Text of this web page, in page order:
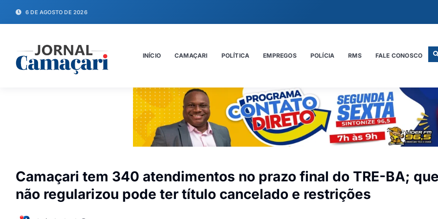
6 DE AGOSTO DE 2026
INÍCIO CAMAÇARI POLÍTICA EMPREGOS POLÍCIA RMS FALE CONOSCO
Camaçari tem 340 atendimentos no prazo final do TRE-BA;
não regularizou pode ter título cancelado e restrições